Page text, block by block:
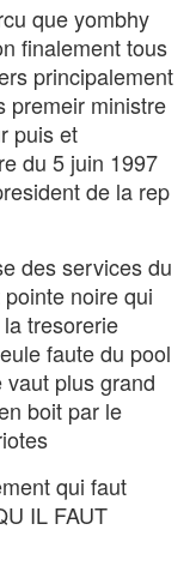
que yombhy
finalement tous
principalement
premeir ministre
puis et
du 5 juin 1997
de la rep
des services du
noire qui
tresorerie
faute du pool
plus grand
boit par le
qui faut
IL FAUT